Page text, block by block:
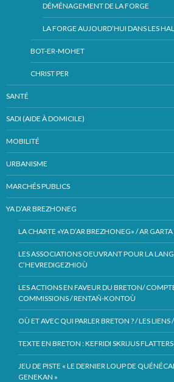
DÉMÉNAGEMENT DE LA FORGE
LA FORGE AUJOURD’HUI DANS LES
BOT-ER-MOHET
CHRIST PER
SANTÉ
SADI (AIDE À DOMICILE)
MOBILITÉ
URBANISME
MARCHÉS PUBLICS
YA D’AR BREZHONEG
LA CHARTE «YA D’AR BREZHONEG» / AR
LES ASSOCIATIONS OEUVRANT POUR LA
C’HEVREDIGEZHIOÙ
LES ACTIONS EN FAVEUR DU BRETON/
COMMISSIONS / RENTAÑ-KONTOÙ
OÙ ET AVEC QUI PARLER BRETON ? / LES
TEXTE EN BRETON : KEFRIDI SKRIJUS
JEU DE PISTE « LE DERNIER LOUP DE
GENEKAN »